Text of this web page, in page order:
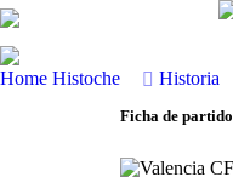
Home Histoche Historia
Ficha de partido